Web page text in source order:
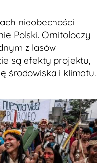
nieobecności
Polski. Ornitolodzy
z lasów
są efekty projektu,
środowiska i klimatu.